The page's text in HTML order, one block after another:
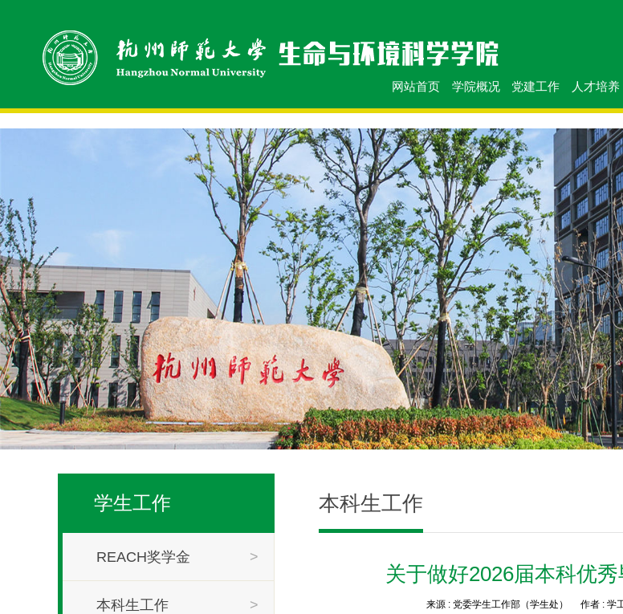
网站首页 学院概况 党建工作 人才培养
学生工作
REACH奖学金 >
本科生工作 >
本科生工作
关于做好2026届本科优
来源 : 党委学生工作部（学生处） 作者 : 学